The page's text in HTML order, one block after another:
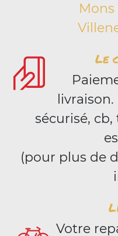
Mons
Le
sécurisé,
(pour plus de
Votre